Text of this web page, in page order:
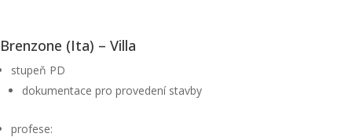
Brenzone (Ita) – Villa
stupeň PD
dokumentace pro provedení stavby
profese: